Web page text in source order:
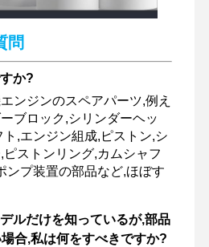
問
か?
ンジンのスペアパーツ,例え
ブロック,シリンダーヘッ
ト,エンジン組成,ピストン,シ
ピストンリング,カムシャフ
ンプ装置の部品など,ほぼす
ルだけを知っているが,部品
合,私は何をすべきですか?